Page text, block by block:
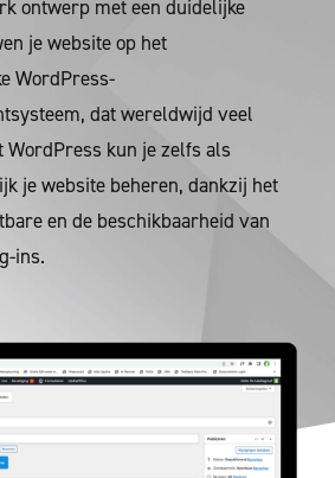
ontwerp met een duidelijke
je website op het
WordPress-
dat wereldwijd veel
kun je zelfs als
je website beheren, dankzij het
en de beschikbaarheid van
ins.